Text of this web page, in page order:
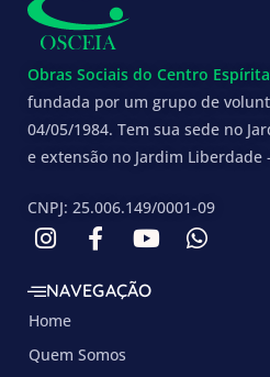
Obras Sociais do Centro
fundada por um grupo de
04/05/1984. Tem sua sede no
e extensão no Jardim Liberdade
CNPJ: 25.006.149/0001-09
NAVEGAÇÃO
Home
Quem Somos